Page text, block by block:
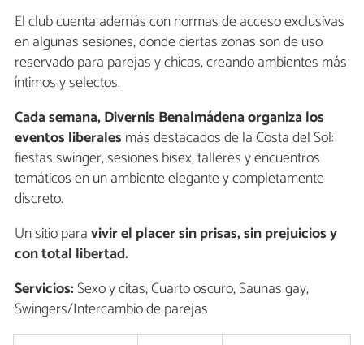
El club cuenta además con normas de acceso exclusivas
en algunas sesiones, donde ciertas zonas son de uso
reservado para parejas y chicas, creando ambientes más
íntimos y selectos.
Cada semana, Divernis Benalmádena organiza los
eventos liberales más destacados de la Costa del Sol:
fiestas swinger, sesiones bisex, talleres y encuentros
temáticos en un ambiente elegante y completamente
discreto.
Un sitio paravivir el placer sin prisas, sin prejuicios y
con total libertad.
Servicios:Sexo y citas, Cuarto oscuro, Saunas gay,
Swingers/Intercambio de parejas